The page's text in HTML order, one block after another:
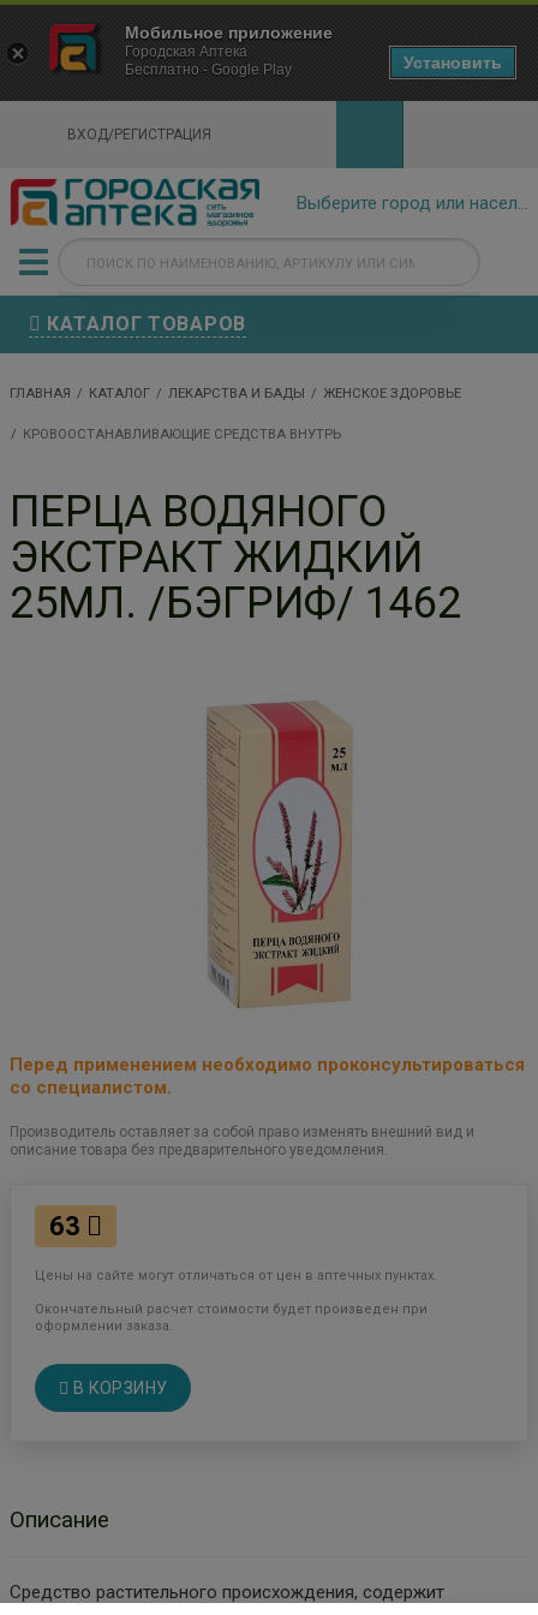
ВХОД/РЕГИСТРАЦИЯ
КАТАЛОГ ТОВАРОВ
ГЛАВНАЯ КАТАЛОГ ЛЕКАРСТВА И БАДЫ ЖЕНСКОЕ ЗДОРОВЬЕ
КРОВООСТАНАВЛИВАЮЩИЕ СРЕДСТВА ВНУТРЬ
ПЕРЦА ВОДЯНОГО
ЭКСТРАКТ ЖИДКИЙ
25МЛ. /БЭГРИФ/ 1462
Перед применением необходимо проконсультироваться
со специалистом.
Производитель оставляет за собой право изменять внешний вид и
описание товара без предварительного уведомления.
63
Цены на сайте могут отличаться от цен в аптечных пунктах.
Окончательный расчет стоимости будет произведен при
оформлении заказа.
В КОРЗИНУ
Описание
Средство растительного происхождения, содержит
×
Городская Аптека Маркетплейс
- In Google Play
Мобильное приложение
Городская Аптека
Бесплатно - Google Play
Установить